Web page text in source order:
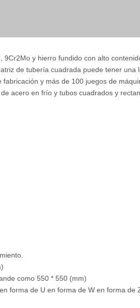
y hierro fundido con alto
de tubería cuadrada puede tener una
y más de 100 juegos de
acero en frío y tubos cuadrados y
como 550 * 550 (mm)
forma de U en forma de W en forma de